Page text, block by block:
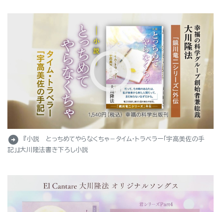
arrow_circle_right
『小説 とっちめてやらなくちゃ－タイム・トラベラー「宇高美佐の手
記」』大川隆法書き下ろし小説